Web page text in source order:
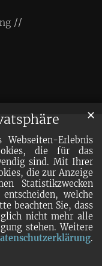
Erlebnis
die für das
sind. Mit Ihrer
die zur Anzeige
Statistikzwecken
welche
beachten Sie, dass
nicht mehr alle
stehen. Weitere
.
✕